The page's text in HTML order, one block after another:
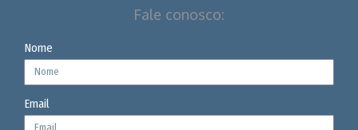
Fale conosco:
Nome
Email